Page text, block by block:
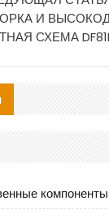
И
СХЕМА